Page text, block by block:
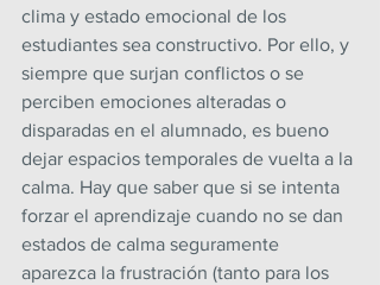
clima y estado emocional de los
estudiantes sea constructivo. Por ello, y
siempre que surjan conflictos o se
perciben emociones alteradas o
disparadas en el alumnado, es bueno
dejar espacios temporales de vuelta a la
calma. Hay que saber que si se intenta
forzar el aprendizaje cuando no se dan
estados de calma seguramente
aparezca la frustración (tanto para los